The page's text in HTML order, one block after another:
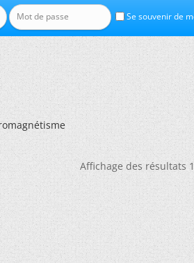
Se souvenir de
Affichage des résultats